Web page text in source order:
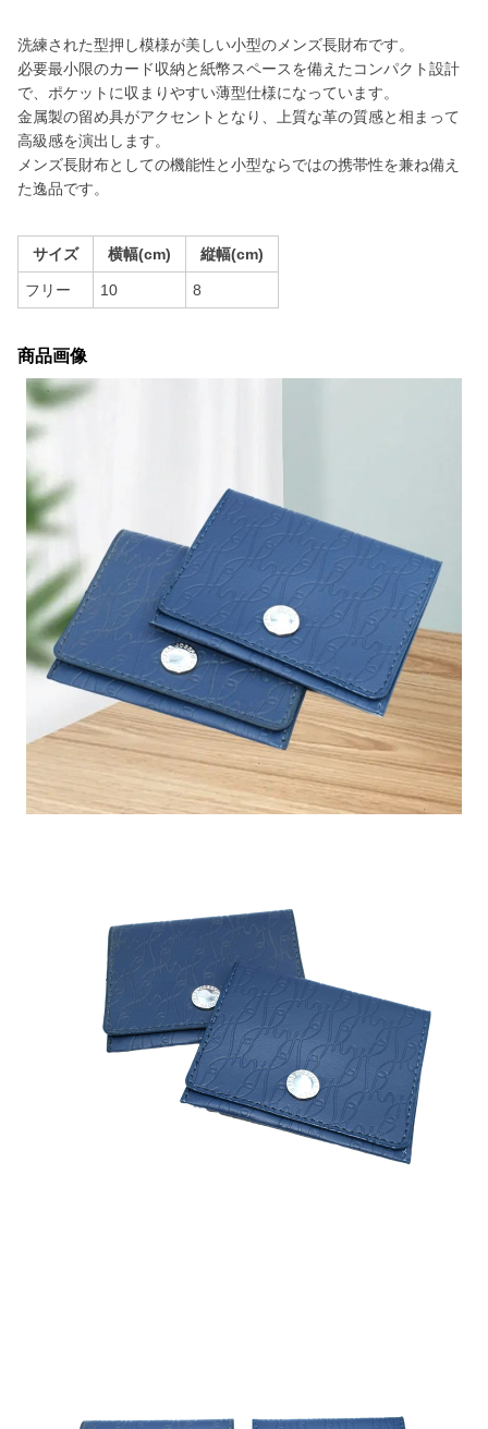
洗練された型押し模様が美しい小型のメンズ長財布です。
必要最小限のカード収納と紙幣スペースを備えたコンパクト設計
で、ポケットに収まりやすい薄型仕様になっています。
金属製の留め具がアクセントとなり、上質な革の質感と相まって
高級感を演出します。
メンズ長財布としての機能性と小型ならではの携帯性を兼ね備え
た逸品です。
サイズ 横幅(cm) 縦幅(cm)
フリー 10 8
商品画像